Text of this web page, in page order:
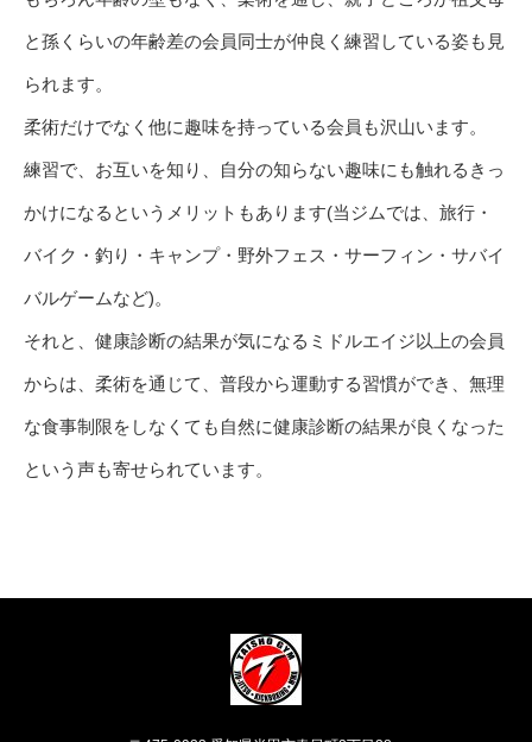
と孫くらいの年齢差の会員同士が仲良く練習している姿も見
られます。
柔術だけでなく他に趣味を持っている会員も沢山います。
練習で、お互いを知り、自分の知らない趣味にも触れるきっ
かけになるというメリットもあります(当ジムでは、旅行・
バイク・釣り・キャンプ・野外フェス・サーフィン・サバイ
バルゲームなど)。
それと、健康診断の結果が気になるミドルエイジ以上の会員
からは、柔術を通じて、普段から運動する習慣ができ、無理
な食事制限をしなくても自然に健康診断の結果が良くなった
という声も寄せられています。